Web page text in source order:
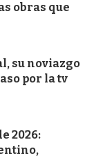
obras que
su noviazgo
por la tv
2026: